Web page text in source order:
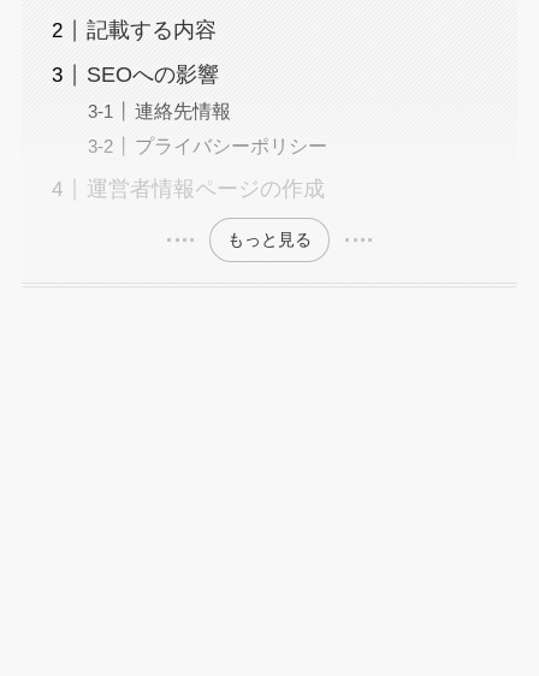
記載する内容
SEOへの影響
連絡先情報
プライバシーポリシー
運営者情報ページの作成
もっと見る